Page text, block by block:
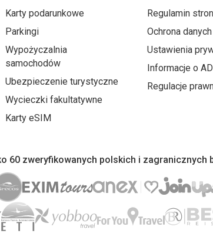
Karty podarunkowe
Parkingi
Wypożyczalnia
samochodów
Ubezpieczenie turystyczne
Wycieczki fakultatywne
Karty eSIM
Regulamin
Ochrona
Ustawienia
Informacje o
Regulacje
60 zweryfikowanych polskich i zagranicznych